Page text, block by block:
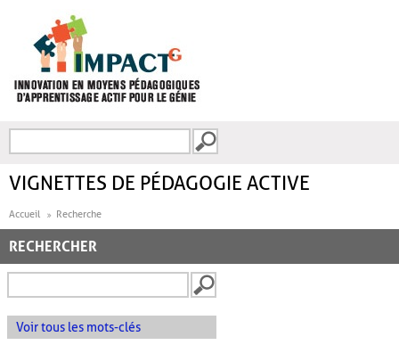
FORMULAIRE DE
VIGNETTES DE PÉDAGOGIE ACTIVE
Accueil Recherche
RECHERCHER
Voir tous les mots-clés